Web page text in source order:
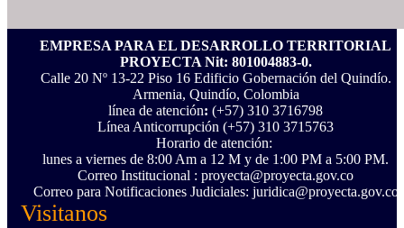
EMPRESA PARA EL DESARROLLO TERRITORIAL
PROYECTA Nit: 801004883-0.
Calle 20 Nº 13-22 Piso 16 Edificio Gobernación del Quindío.
Armenia, Quindío, Colombia
línea de atención: (+57) 310 3716798
Línea Anticorrupción ‪(+57) 310 3715763‬
Horario de atención:
lunes a viernes de 8:00 Am a 12 M y de 1:00 PM a 5:00 PM.
Correo Institucional : proyecta@proyecta.gov.co
Correo para Notificaciones Judiciales: juridica@proyecta.gov.co
Visitanos